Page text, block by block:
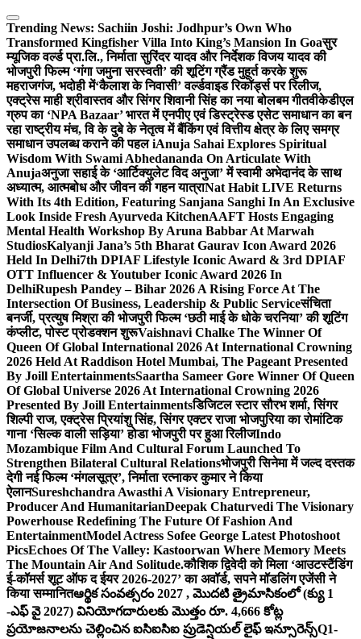
Skip
to
content
Trending News: Sachiin Joshi: Jodhpur’s Own Who
Transformed Kingfisher Villa Into King’s Mansion In Goaसुर
म्यूजिक वर्ल्ड प्रा.लि., निर्माता सुरिंदर यादव और निर्देशक विजय यादव की
भोजपुरी फिल्म ‘गंगा जमुना सरस्वती’ की शूटिंग ग्रैंड मुहूर्त करके शुरू
महराजगंज, भदोही में‘कैलाश के निवासी’ वर्ल्डवाइड रिकॉर्ड्स पर रिलीज,
एक्ट्रेस माही श्रीवास्तव और सिंगर शिवानी सिंह का नया बोलबम गीतवीकेडीएल
ग्रुप का ‘NPA Bazaar’ भारत में एनपीए एवं डिस्ट्रेस्ड एसेट समाधान का बन
रहा राष्ट्रीय मंच, वि के दुबे के नेतृत्व में बैंकिंग एवं वित्तीय क्षेत्र के लिए समग्र
समाधान उपलब्ध कराने की पहल iAnuja Sahai Explores Spiritual
Wisdom With Swami Abhedananda On Articulate With
Anujaअनुजा सहाई के ‘आर्टिक्युलेट विद अनुजा’ में स्वामी अभेदानंद के साथ
अध्यात्म, आत्मबोध और जीवन की गहन यात्राNat Habit LIVE Returns
With Its 4th Edition, Featuring Sanjana Sanghi In An Exclusive
Look Inside Fresh Ayurveda KitchenAAFT Hosts Engaging
Mental Health Workshop By Aruna Babbar At Marwah
StudiosKalyanji Jana’s 5th Bharat Gaurav Icon Award 2026
Held In Delhi7th DPIAF Lifestyle Iconic Award & 3rd DPIAF
OTT Influencer & Youtuber Iconic Award 2026 In
DelhiRupesh Pandey – Bihar 2026 A Rising Force At The
Intersection Of Business, Leadership & Public Serviceसंचिता
बनर्जी, प्रत्युष मिश्रा की भोजपुरी फिल्म ‘छठी माई के धोके चरनिया’ की शूटिंग
कंप्लीट, पोस्ट प्रोडक्शन शुरूVaishnavi Chalke The Winner Of
Queen Of Global International 2026 At International Crowning
2026 Held At Raddison Hotel Mumbai, The Pageant Presented
By Joill EntertainmentsSaartha Sameer Gore Winner Of Queen
Of Global Universe 2026 At International Crowning 2026
Presented By Joill Entertainmentsडिजिटल स्टार सौरभ शर्मा, सिंगर
शिल्पी राज, एक्ट्रेस प्रियांशु सिंह, सिंगर एक्टर राजा भोजपुरिया का रोमांटिक
गाना ‘सिल्क वाली सड़िया’ होडा भोजपुरी पर हुआ रिलीजIndo
Mozambique Film And Cultural Forum Launched To
Strengthen Bilateral Cultural Relationsभोजपुरी सिनेमा में जल्द दस्तक
देगी नई फिल्म ‘मंगलसूत्र’, निर्माता रत्नाकर कुमार ने किया
ऐलानSureshchandra Awasthi A Visionary Entrepreneur,
Producer And HumanitarianDeepak Chaturvedi The Visionary
Powerhouse Redefining The Future Of Fashion And
EntertainmentModel Actress Sofee George Latest Photoshoot
PicsEchoes Of The Valley: Kastoorwan Where Memory Meets
The Mountain Air And Solitude.कौशिक द्विवेदी को मिला ‘आउटस्टैंडिंग
ई-कॉमर्स शूट ऑफ द ईयर 2026-2027’ का अवॉर्ड, सपने मॉडलिंग एजेंसी ने
किया सम्मानितఆర్థిక సంవత్సరం 2027 , మొదటి త్రైమాసికంలో (క్యు 1
-ఎఫ్ వై 2027) వినియోగదారులకు మొత్తం రూ. 4,666 కోట్ల
ప్రయోజనాలను చెల్లించిన ఐసిఐసిఐ ప్రుడెన్షియల్ లైఫ్ ఇన్సూరెన్స్Q1-